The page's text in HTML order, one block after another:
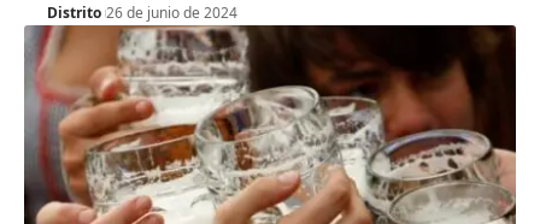
Distrito 26 de junio de 2024